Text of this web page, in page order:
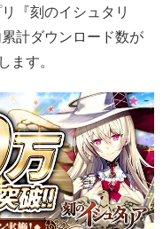
『刻のイシュタリ
計ダウンロード数が
ます。